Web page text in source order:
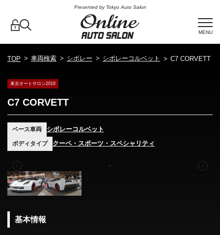
Presented by Tokyo Auto Salon
MENU
TOP 車両検索 シボレー シボレーコルベット C7 CORVETT
東京オートサロン2018
C7 CORVETT
ベース車両 シボレーコルベット
ボディタイプ クーペ・スポーツ・スペシャリティ
基本情報